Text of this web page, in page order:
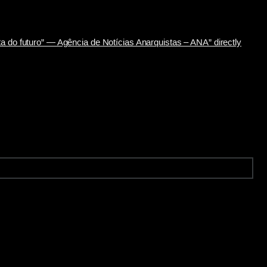
do futuro” — Agência de Notícias Anarquistas – ANA” directly